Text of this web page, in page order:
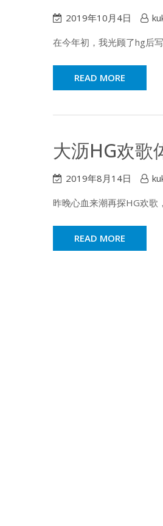
2019年10月4日
在今年初，我光顾了hg后
READ MORE
大沥HG欢歌
2019年8月14日
昨晚心血来潮再探HG欢歌
READ MORE